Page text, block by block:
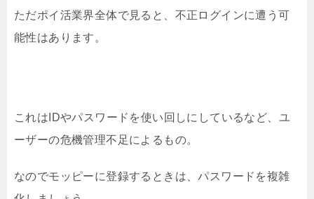
ただポイ活業界全体で見ると、不正ログインに遭う可
能性はあります。
これはIDやパスワードを使い回しにしているなど、ユ
ーザーの危機管理不足によるもの。
なのでモッピーに登録するときは、パスワードを複雑